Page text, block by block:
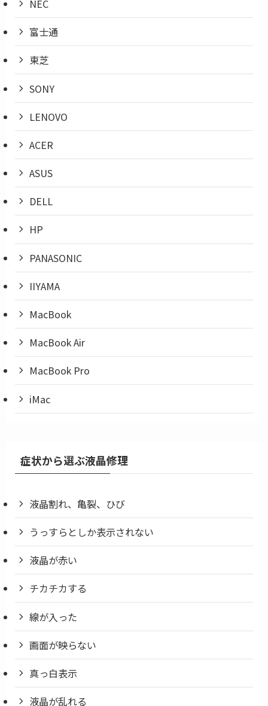
NEC
富士通
東芝
SONY
LENOVO
ACER
ASUS
DELL
HP
PANASONIC
IIYAMA
MacBook
MacBook Air
MacBook Pro
iMac
症状から選ぶ液晶修理
液晶割れ、亀裂、ひび
うっすらとしか表示されない
液晶が赤い
チカチカする
線が入った
画面が映らない
真っ白表示
液晶が乱れる